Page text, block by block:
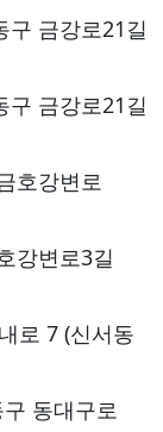
구 금강로21길
구 금강로21길
호강변로
강변로3길
로 7 (신서동
동대구로